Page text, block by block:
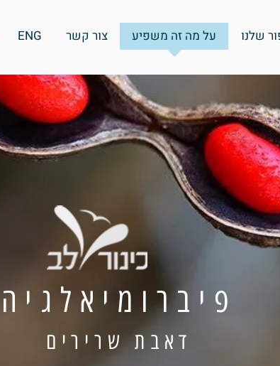
שלנו על מה זה משפיע צור קשר ENG
פיברומיאלגיה
דאבת שרירים